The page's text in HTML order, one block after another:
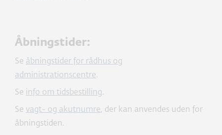
Åbningstider:
Se åbningstider for rådhus og
administrationscentre.
Se info om tidsbestilling.
Se vagt- og akutnumre, der kan anvendes uden for
åbningstiden.